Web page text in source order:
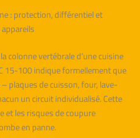
: protection, différentiel et
colonne vertébrale d’une cuisine
15-100 indique formellement que
plaques de cuisson, four, lave-
un circuit individualisé. Cette
et les risques de coupure
en panne.